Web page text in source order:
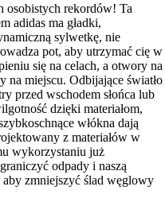
osobistych rekordów! Ta
adidas ma gładki,
sylwetkę, nie
pot, aby utrzymać cię w
się na celach, a otwory na
miejscu. Odbijające światło
przed wschodem słońca lub
dzięki materiałom,
włókna dają
z materiałów w
wykorzystaniu już
odpady i naszą
zmniejszyć ślad węglowy